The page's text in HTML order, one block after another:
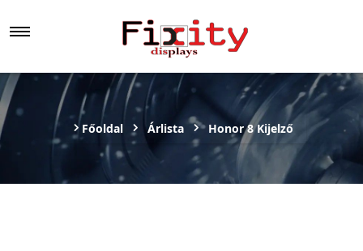
Főoldal Árlista Honor 8 Kijelző